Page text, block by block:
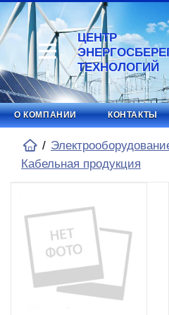
ЦЕНТР
ТЕХНОЛОГИЙ
О КОМПАНИИ КОНТАКТЫ
Кабельная продукция